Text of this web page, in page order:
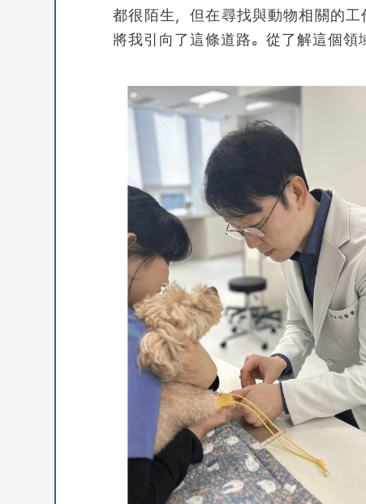
都很陌生，但在尋找與動物相關的工
將我引向了這條道路。從了解這個領